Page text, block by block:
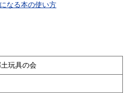
なる本の使い方
土玩具の会